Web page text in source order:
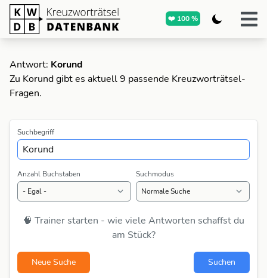
❤️ 100 %
Antwort: Korund
Zu Korund gibt es aktuell 9 passende Kreuzworträtsel-
Fragen.
Suchbegriff
Anzahl Buchstaben Suchmodus
🧠 Trainer starten - wie viele Antworten schaffst du
am Stück?
Neue Suche Suchen